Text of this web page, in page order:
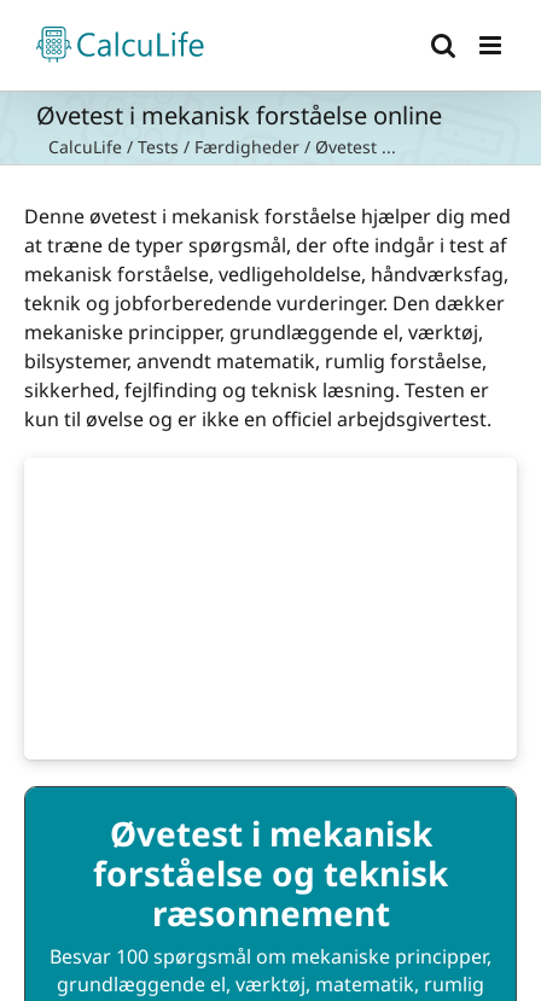
content
Øvetest i mekanisk forståelse online
CalcuLife / Tests / Færdigheder / Øvetest ...
Denne øvetest i mekanisk forståelse hjælper dig med
at træne de typer spørgsmål, der ofte indgår i test af
mekanisk forståelse, vedligeholdelse, håndværksfag,
teknik og jobforberedende vurderinger. Den dækker
mekaniske principper, grundlæggende el, værktøj,
bilsystemer, anvendt matematik, rumlig forståelse,
sikkerhed, fejlfinding og teknisk læsning. Testen er
kun til øvelse og er ikke en officiel arbejdsgivertest.
Øvetest i mekanisk
forståelse og teknisk
ræsonnement
Besvar 100 spørgsmål om mekaniske principper,
grundlæggende el, værktøj, matematik, rumlig